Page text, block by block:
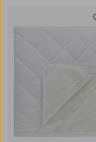
60X120